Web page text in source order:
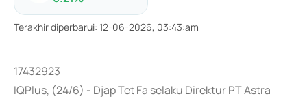
Terakhir diperbarui: 12-06-2026, 03:43:am
17432923
IQPlus, (24/6) - Djap Tet Fa selaku Direktur PT Astra